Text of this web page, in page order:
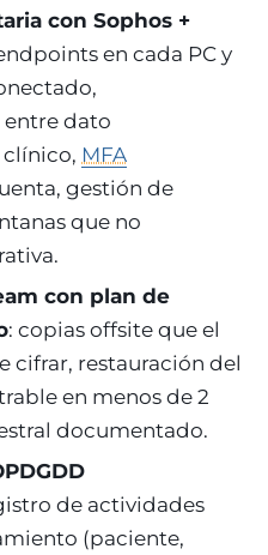
con Sophos +
en cada PC y
dato
MFA
gestión de
que no
con plan de
: copias offsite que el
cifrar, restauración del
en menos de 2
documentado.
de actividades
(paciente,